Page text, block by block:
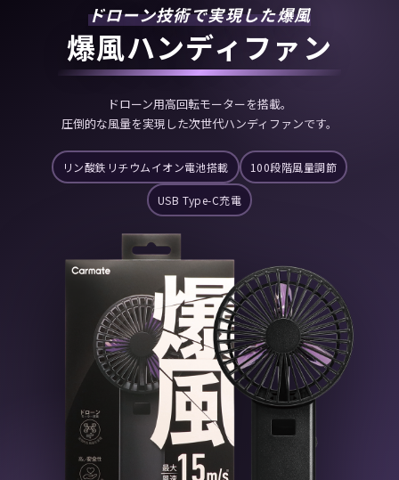
ドローン技術で実現した爆風
爆風ハンディファン
ドローン用高回転モーターを搭載。
圧倒的な風量を実現した次世代ハンディファンです。
リン酸鉄リチウムイオン電池搭載 100段階風量調節
USB Type-C充電